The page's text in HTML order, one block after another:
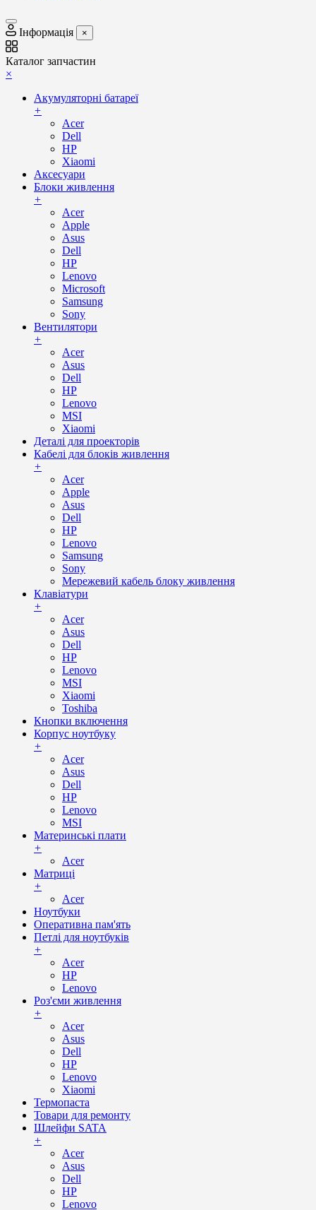
Інформація ×
Каталог запчастин
×
Акумуляторні батареї
+
Acer
Dell
HP
Xiaomi
Аксесуари
Блоки живлення
+
Acer
Apple
Asus
Dell
HP
Lenovo
Microsoft
Samsung
Sony
Вентилятори
+
Acer
Asus
Dell
HP
Lenovo
MSI
Xiaomi
Деталі для проекторів
Кабелі для блоків живлення
+
Acer
Apple
Asus
Dell
HP
Lenovo
Samsung
Sony
Мережевий кабель блоку живлення
Клавіатури
+
Acer
Asus
Dell
HP
Lenovo
MSI
Xiaomi
Toshiba
Кнопки включення
Корпус ноутбуку
+
Acer
Asus
Dell
HP
Lenovo
MSI
Материнські плати
+
Acer
Матриці
+
Acer
Ноутбуки
Оперативна пам'ять
Петлі для ноутбуків
+
Acer
HP
Lenovo
Роз'єми живлення
+
Acer
Asus
Dell
HP
Lenovo
Xiaomi
Термопаста
Товари для ремонту
Шлейфи SATA
+
Acer
Asus
Dell
HP
Lenovo